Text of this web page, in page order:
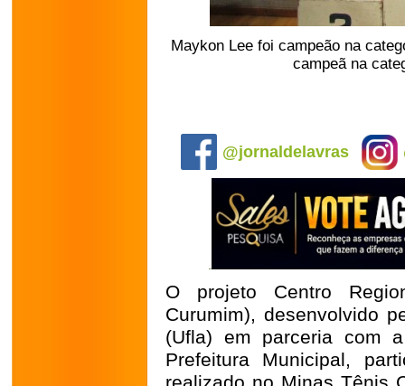
Maykon Lee foi campeão na
campeã na
@jornaldelavras
O projeto Centro
Curumim), desenvolvido
(Ufla) em parceria com
Prefeitura Municipal,